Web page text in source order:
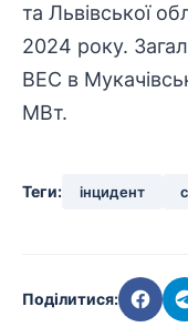
та Львівської
2024 року.
ВЕС в
МВт.
Теги: інцидент
Поділитися: